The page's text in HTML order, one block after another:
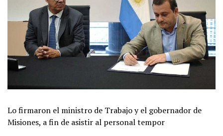
Lo firmaron el ministro de Trabajo y el gobernador de
Misiones, a fin de asistir al personal tempor